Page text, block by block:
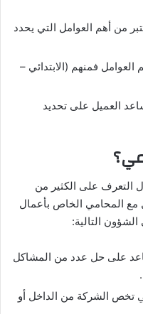
من أهم العوامل التي يحدد
فمنهم (الابتدائي –
العميل على تحديد
التعرف على الكثير من
مع المحامي الخاص بأعمال
التالية:
على حل عدد من المشاكل
تخص الشركة من الداخل أو